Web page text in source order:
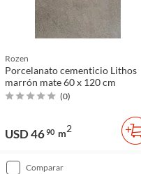
Rozen
Porcelanato cementicio Lithos
marrón mate 60 x 120 cm
(0)
USD 4690 m2
comparar